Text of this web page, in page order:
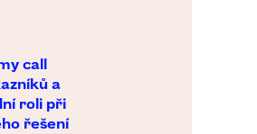
call
a
roli při
řešení